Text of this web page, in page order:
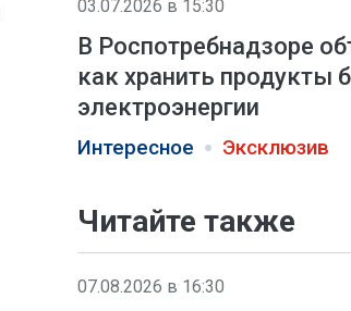
03.07.2026 в 15:30
В Роспотребнадзоре
как хранить продукты
электроэнергии
Интересное Эксклюзив
Читайте также
07.08.2026 в 16:30